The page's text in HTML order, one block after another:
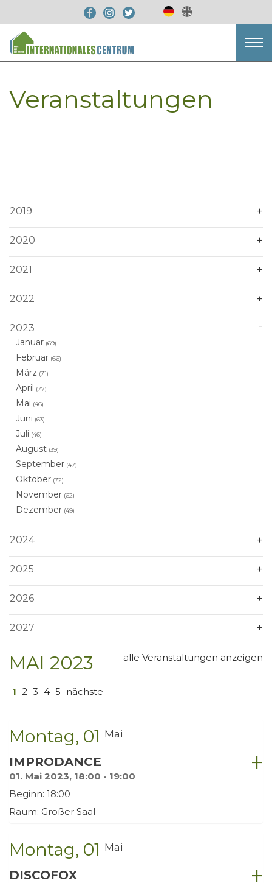
Veranstaltungen
2019
2020
2021
2022
2023
Januar (69)
Februar (66)
März (71)
April (77)
Mai (46)
Juni (63)
Juli (46)
August (39)
September (47)
Oktober (72)
November (62)
Dezember (49)
2024
2025
2026
2027
alle Veranstaltungen anzeigen
MAI 2023
1 2 3 4 5 nächste
Montag 01 Mai
IMPRODANCE
01. Mai 2023, 18:00 - 19:00
Beginn: 18:00
Raum: Großer Saal
Montag 01 Mai
DISCOFOX